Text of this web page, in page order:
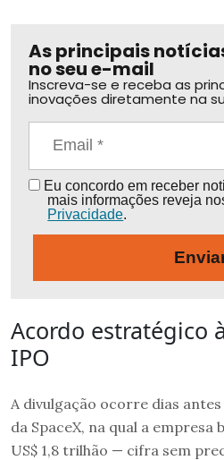
As principais
no seu e-mail
Inscreva-se e receba as
inovações diretamente na
Eu concordo em receber
mais informações reveja
Privacidade.
Acordo estratégico
IPO
A divulgação ocorre dias
da SpaceX, na qual a empresa
US$ 1,8 trilhão — cifra sem